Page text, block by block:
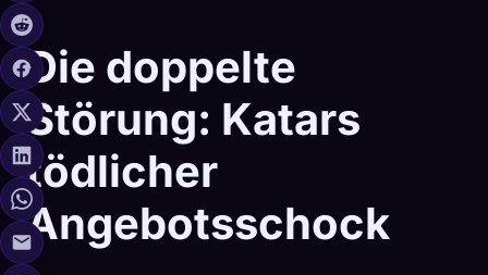
Die doppelte
Störung: Katars
tödlicher
Angebotsschock